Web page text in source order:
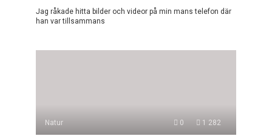
Jag råkade hitta bilder och videor på min mans telefon där
han var tillsammans
Natur 0 1 282